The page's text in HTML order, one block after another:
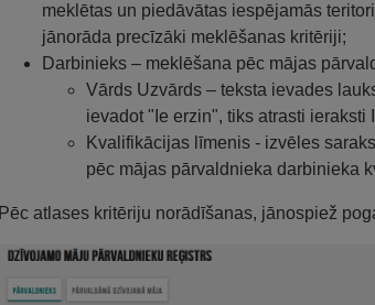
meklētas un piedāvātas iespējamās
jānorāda precīzāki meklēšanas kritēriji;
Darbinieks – meklēšana pēc mājas
Vārds Uzvārds – teksta ievades
ievadot "Ie erzin", tiks atrasti
Kvalifikācijas līmenis - izvēles
pēc mājas pārvaldnieka darbinieka
Pēc atlases kritēriju norādīšanas, jānospiež